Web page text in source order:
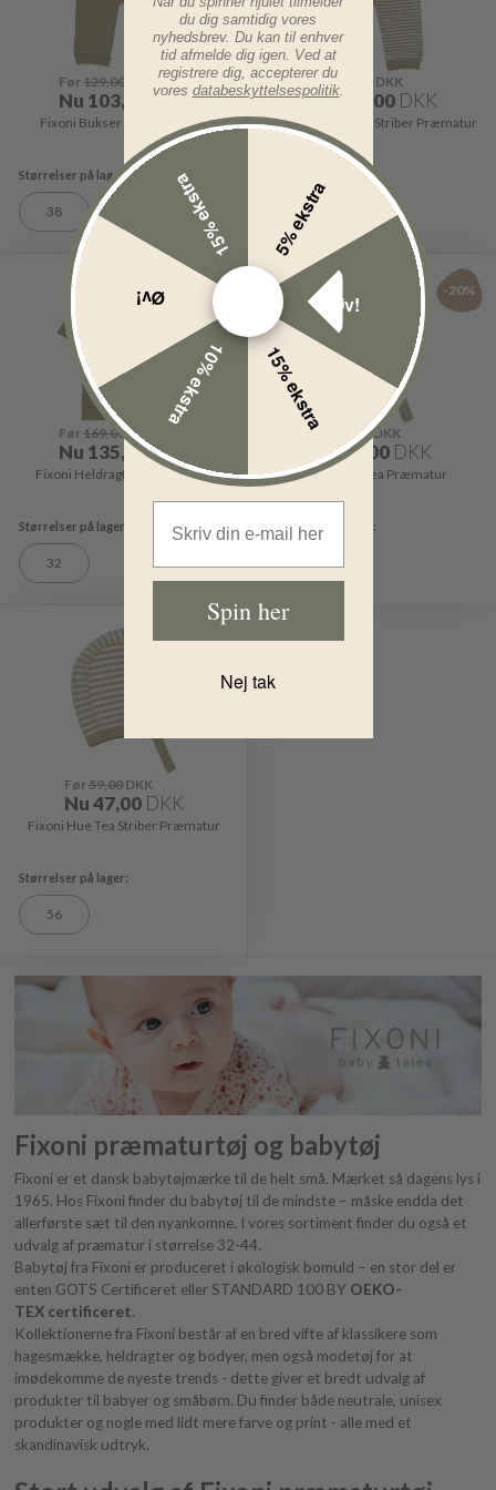
Før129,00
Nu 103,00 DKK
Fixoni Bukser Tea Præmatur
38
Før129,00 DKK
Nu103,00 DKK
Fixoni Bukser Tea Striber Præmatur
56
-20%
Før169,00DKK
Nu 135,00DKK
Fixoni Heldragt Tea Præmatur
32
-20%
Før 59,00DKK
Nu47,00 DKK
Fixoni Hue Tea Præmatur
-20%
Før59,00DKK
Nu47,00 DKK
Fixoni Hue Tea Striber Præmatur
56
Fixoni præmaturtøj og babytøj
Fixoni er et dansk babytøjmærke til de helt små. Mærket så dagens lys i
1965. Hos Fixoni finder du babytøj til de mindste – måske endda det
allerførste sæt til den nyankomne. I vores sortiment finder du også et
udvalg af præmatur i størrelse 32-44.
Babytøj fra Fixoni er produceret i økologisk bomuld – en stor del er
enten GOTS Certificeret eller STANDARD 100 BY OEKO-
TEX certificeret.
Kollektionerne fra Fixoni består af en bred vifte af klassikere som
hagesmække, heldragter og bodyer, men også modetøj for at
imødekomme de nyeste trends - dette giver et bredt udvalg af
produkter til babyer og småbørn. Du finder både neutrale, unisex
produkter og nogle med lidt mere farve og print - alle med et
skandinavisk udtryk.
du dig samtidig vores
nyhedsbrev. Du kan til enhver
tid afmelde dig igen. Ved at
registrere dig, accepterer du
vores databeskyttelsespolitik.
5% ekstra
Øv!
15% ekstra
10% ekstra
Øv!
15% ekstra
Spin her
Nej tak